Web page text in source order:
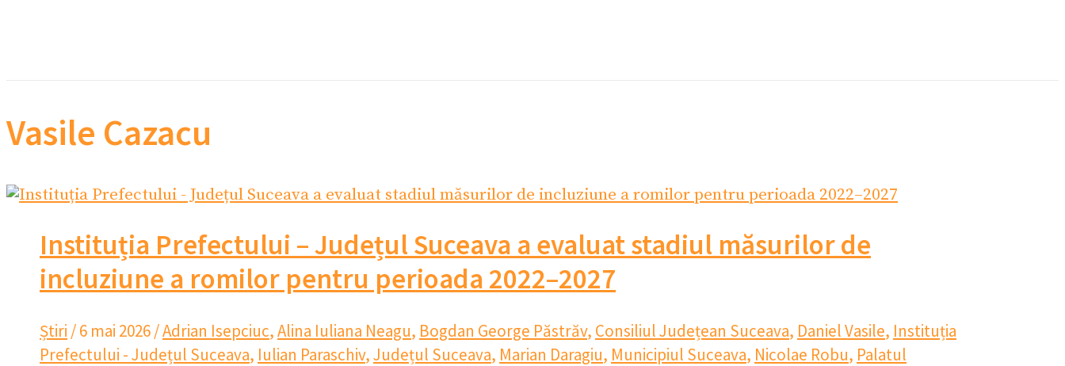
Vasile Cazacu
Instituția Prefectului – Județul Suceava a evaluat stadiul măsurilor de
incluziune a romilor pentru perioada 2022–2027
Știri /6 mai 2026/Adrian Isepciuc,Alina Iuliana Neagu, Bogdan George Păstrăv, Consiliul Județean Suceava, Daniel Vasile, Instituția
Prefectului - Județul Suceava, Iulian Paraschiv,Județul Suceava, Marian Daragiu, Municipiul Suceava, Nicolae Robu, Palatul